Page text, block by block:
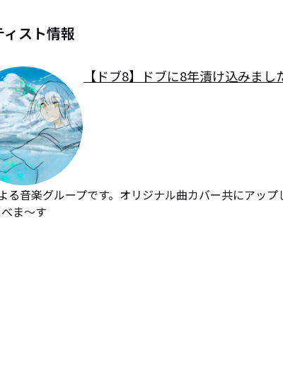
ィスト情報
【ドブ8】ドブに8年漬け込みまし
る音楽グループです。オリジナル曲カバー共にアッ
ま〜す